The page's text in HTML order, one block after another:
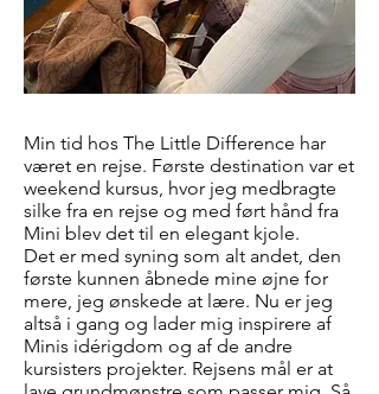
Min tid hos The Little Difference har
været en rejse. Første destination var et
weekend kursus, hvor jeg medbragte
silke fra en rejse og med ført hånd fra
Mini blev det til en elegant kjole.
Det er med syning som alt andet, den
første kunnen åbnede mine øjne for
mere, jeg ønskede at lære. Nu er jeg
altså i gang og lader mig inspirere af
Minis idérigdom og af de andre
kursisters projekter. Rejsens mål er at